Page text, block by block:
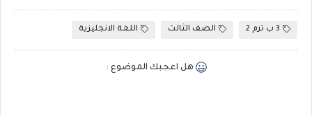
3 ب ترم 2 الصف الثالث اللغة الانجليزية
هل اعجبك الموضوع :